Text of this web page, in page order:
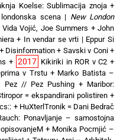
Koelse: Sublimacija znoja+
londonska scena | New London
Vojić, Joe Summers +John
+ In vendar se vrti | Eppur Si
+ Disinformation + Savski v Coni+
+ 2017 Kikiriki in ROR v C2 +
v Trstu+ Marko Batista –
Pez // Pez Pushing+ Maribor:
= ekspandirani polistiren +
+ HuXterlTronik = Dani Bedrač
Ponavljanje – samostojna
+ Monika Pocrnjić –